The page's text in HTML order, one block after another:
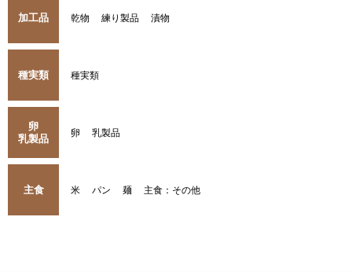
加工品 乾物 練り製品 漬物
種実類 種実類
卵
乳製品
卵 乳製品
主食 米 パン 麺 主食：その他